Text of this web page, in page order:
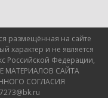
размещённая на сайте
характер и не является
Российской Федерации,
МАТЕРИАЛОВ САЙТА
СОГЛАСИЯ